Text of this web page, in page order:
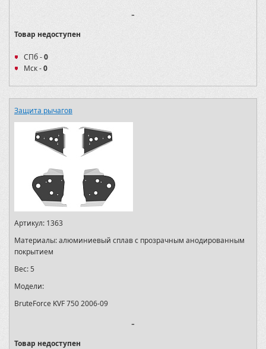
-
Товар недоступен
СПб -0
Мск -0
Защита рычагов
Артикул: 1363
Материалы:алюминиевый сплав с прозрачным анодированным
покрытием
Вес:5
Модели:
BruteForce KVF 750 2006-09
-
Товар недоступен